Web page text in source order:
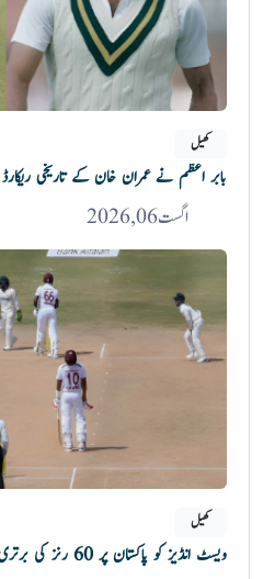
کھیل
بابر اعظم نے عمران خان کے تاریخی
اگست 06, 2026
کھیل
ویسٹ انڈیز کو پاکستان پر 60 رنز کی برتری حاصل